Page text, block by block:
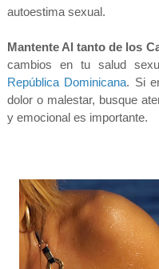
autoestima sexual.
Mantente Al tanto de los
cambios en tu salud
República Dominicana. Si
dolor o malestar, busque
y emocional es importante.